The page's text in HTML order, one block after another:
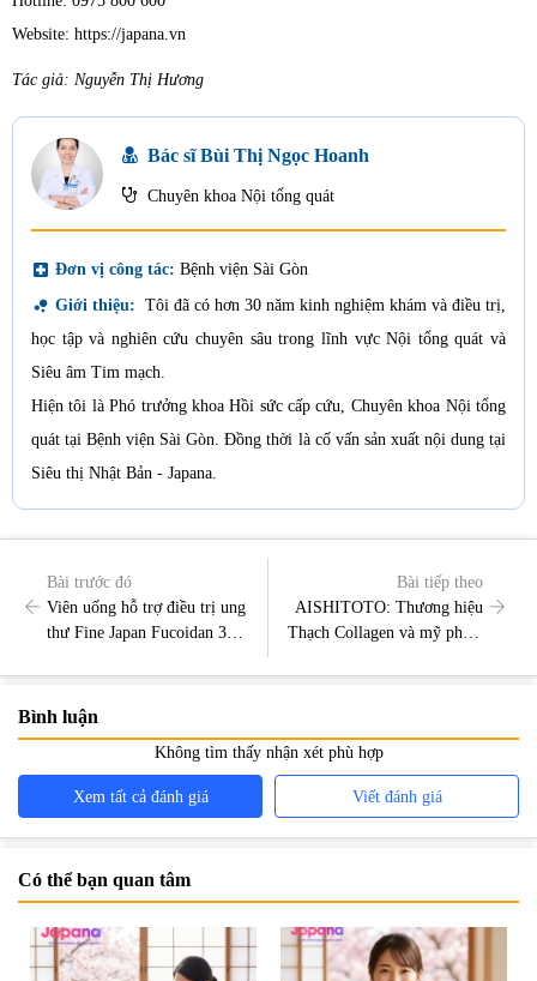
Website: https://japana.vn
Tác giả: Nguyễn Thị Hương
Bác sĩ Bùi Thị Ngọc Hoanh
Chuyên khoa Nội tổng quát
local_hospital Đơn vị công tác: Bệnh viện Sài Gòn
bubble_chart Giới thiệu: Tôi đã có hơn 30 năm kinh nghiệm khám và điều trị,
học tập và nghiên cứu chuyên sâu trong lĩnh vực Nội tổng quát và
Siêu âm Tim mạch.
Hiện tôi là Phó trưởng khoa Hồi sức cấp cứu, Chuyên khoa Nội tổng
quát tại Bệnh viện Sài Gòn. Đồng thời là cố vấn sản xuất nội dung tại
Siêu thị Nhật Bản - Japana.
Bài trước đó
Viên uống hỗ trợ điều trị ung
thư Fine Japan Fucoidan 30
Bài tiếp theo
AISHITOTO: Thương hiệu
Thạch Collagen và mỹ phẩm
Bình luận
Không tìm thấy nhận xét phù hợp
Xem tất cả đánh giá Viết đánh giá
Có thể bạn quan tâm